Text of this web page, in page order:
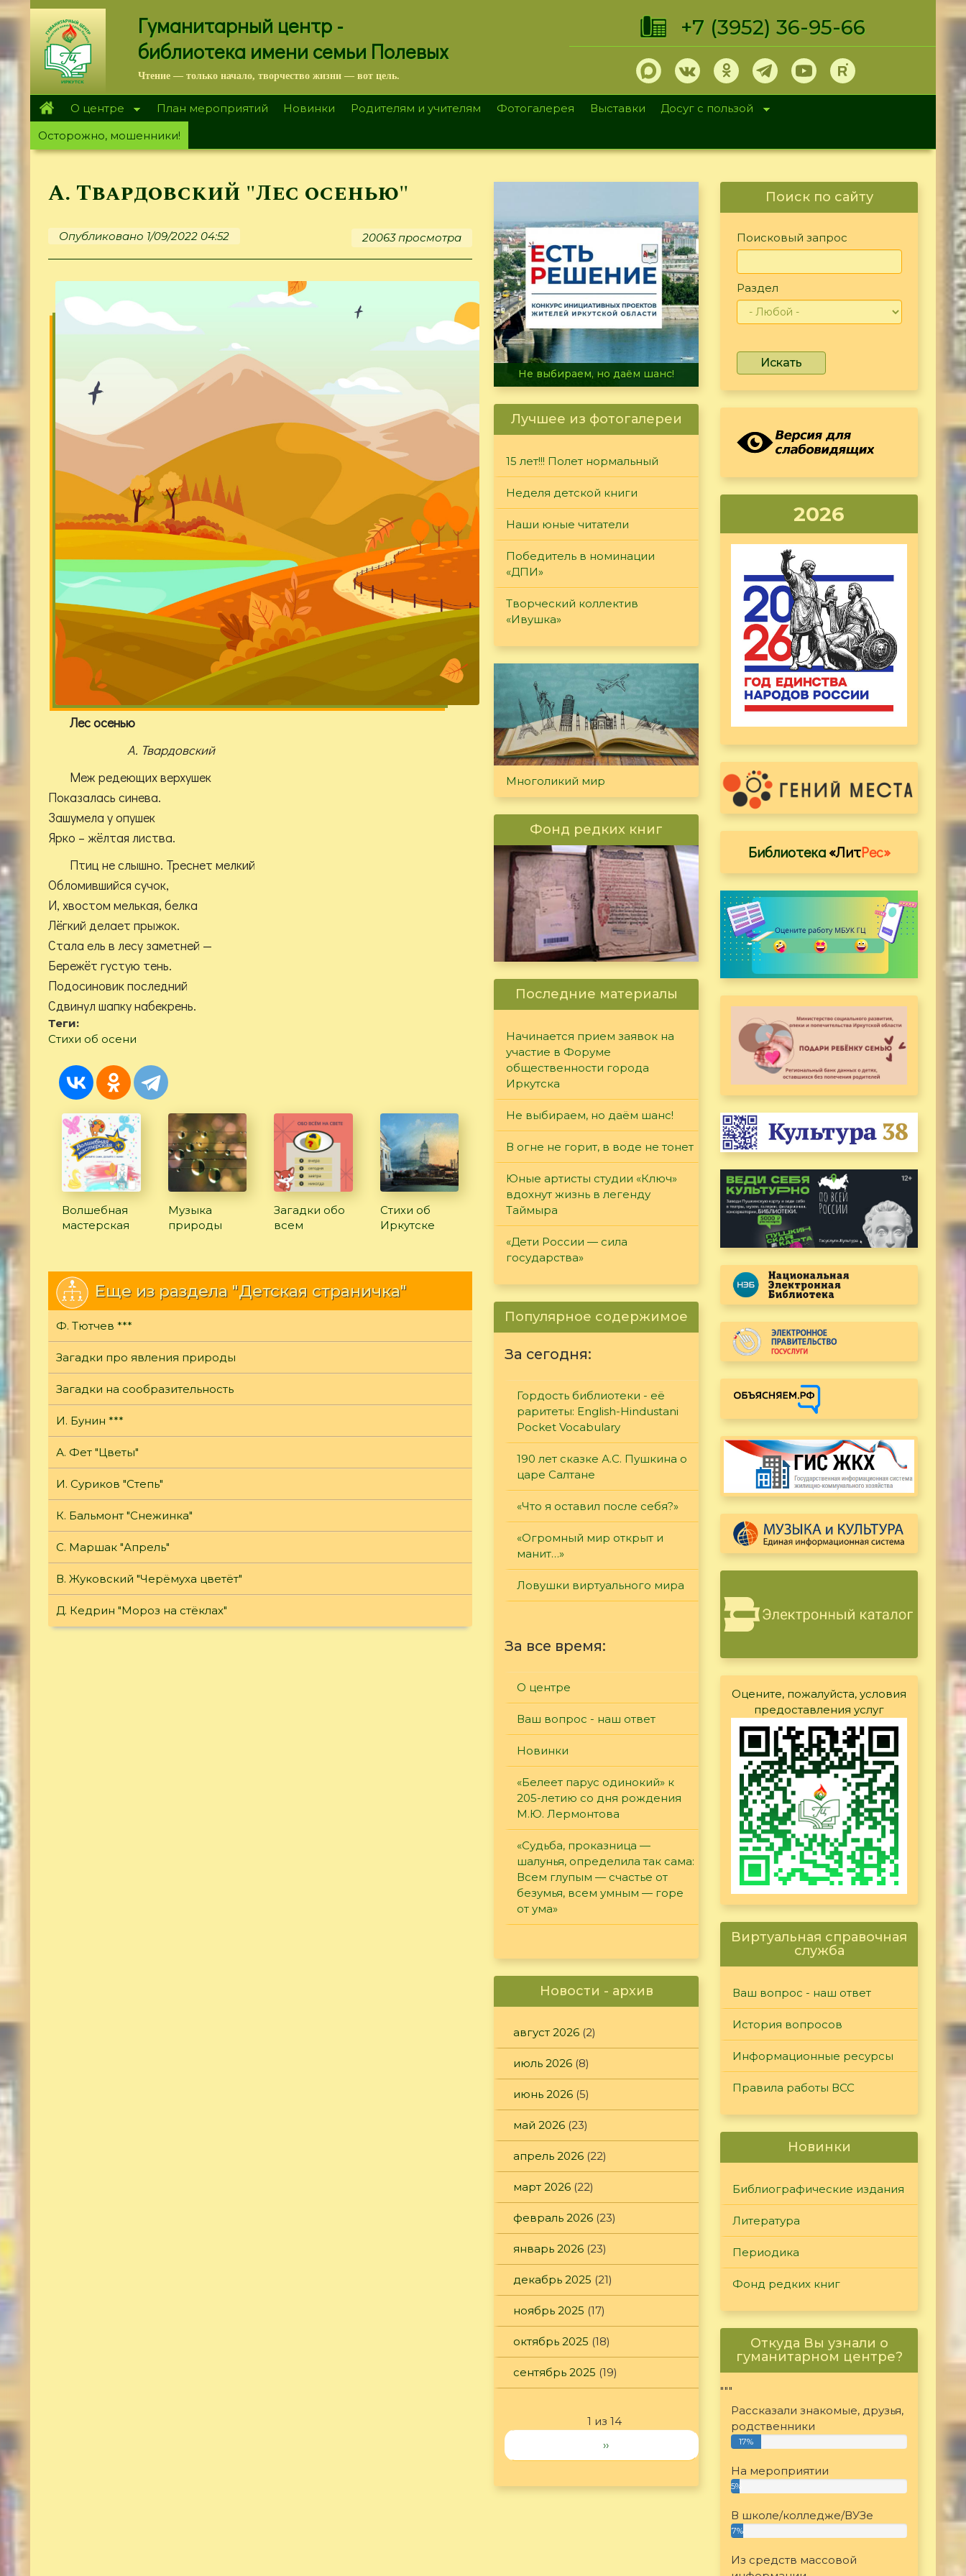
Перейти
к
основному
содержанию
Гуманитарный центр -
библиотека имени семьи Полевых
Чтение — только начало, творчество жизни — вот цель.
+7 (3952) 36-95-66
О центре План мероприятий Новинки Родителям и учителям Фотогалерея Выставки
Досуг с пользой
Осторожно, мошенники!
А. Твардовский "Лес осенью"
Опубликовано 1/09/2022 04:52 20063 просмотра
Лес осенью
А. Твардовский
Меж редеющих верхушек
Показалась синева.
Зашумела у опушек
Ярко – жёлтая листва.
Птиц не слышно. Треснет мелкий
Обломившийся сучок,
И, хвостом мелькая, белка
Лёгкий делает прыжок.
Стала ель в лесу заметней —
Бережёт густую тень.
Подосиновик последний
Сдвинул шапку набекрень.
Теги:
Стихи об осени
Волшебная
мастерская
Музыка
природы
Загадки обо
всем
Стихи об
Иркутске
Еще из раздела "Детская страничка"
Ф. Тютчев ***
Загадки про явления природы
Загадки на сообразительность
И. Бунин ***
А. Фет "Цветы"
И. Суриков "Степь"
К. Бальмонт "Снежинка"
С. Маршак "Апрель"
В. Жуковский "Черёмуха цветёт"
Д. Кедрин "Мороз на стёклах"
В огне не горит, в воде не тонет
Лучшее из фотогалереи
15 лет!!! Полет нормальный
Неделя детской книги
Наши юные читатели
Победитель в номинации
«ДПИ»
Творческий коллектив
«Ивушка»
Многоликий мир
Фонд редких книг
Последние материалы
Начинается прием заявок на
участие в Форуме
общественности города
Иркутска
Не выбираем, но даём шанс!
В огне не горит, в воде не тонет
Юные артисты студии «Ключ»
вдохнут жизнь в легенду
Таймыра
«Дети России — сила
государства»
Популярное содержимое
За сегодня:
Гордость библиотеки - её
раритеты: English-Hindustani
Pocket Vocabulary
190 лет сказке А.С. Пушкина о
царе Салтане
«Что я оставил после себя?»
«Огромный мир открыт и
манит…»
Ловушки виртуального мира
За все время:
О центре
Ваш вопрос - наш ответ
Новинки
«Белеет парус одинокий» к
205-летию со дня рождения
М.Ю. Лермонтова
«Судьба, проказница —
шалунья, определила так сама:
Всем глупым — счастье от
безумья, всем умным — горе
от ума»
Новости - архив
август 2026 (2)
июль 2026 (8)
июнь 2026 (5)
май 2026 (23)
апрель 2026 (22)
март 2026 (22)
февраль 2026 (23)
январь 2026 (23)
декабрь 2025 (21)
ноябрь 2025 (17)
октябрь 2025 (18)
сентябрь 2025 (19)
1 из 14
››
Поиск по сайту
Поисковый запрос
Раздел
Искать
2026
Библиотека«ЛитРес»
Оцените, пожалуйста, условия
предоставления услуг
Виртуальная справочная
служба
Ваш вопрос - наш ответ
История вопросов
Информационные ресурсы
Правила работы ВСС
Новинки
Библиографические издания
Литература
Периодика
Фонд редких книг
Откуда Вы узнали о
гуманитарном центре?
"""
Рассказали знакомые, друзья,
родственники
17%
На мероприятии
5%
В школе/колледже/ВУЗе
7%
Из средств массовой